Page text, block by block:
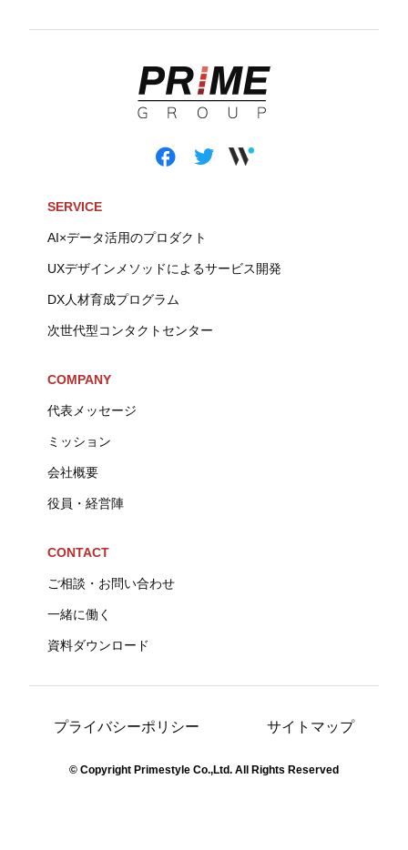
SERVICE
AI×データ活用のプロダクト
UXデザインメソッドによるサービス開発
DX人材育成プログラム
次世代型コンタクトセンター
COMPANY
代表メッセージ
ミッション
会社概要
役員・経営陣
CONTACT
ご相談・お問い合わせ
一緒に働く
資料ダウンロード
プライバシーポリシー サイトマップ
© Copyright Primestyle Co.,Ltd. All Rights Reserved